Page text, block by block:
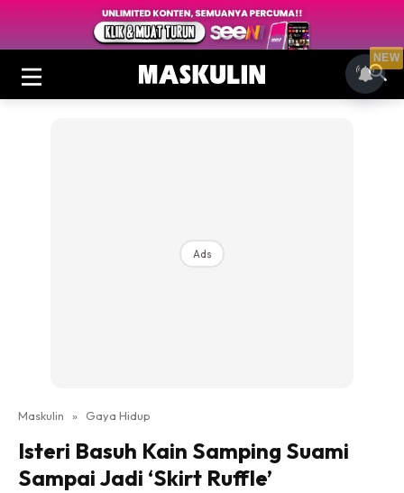
Ads
Maskulin » Gaya Hidup
Isteri Basuh Kain Samping Suami
Sampai Jadi ‘Skirt Ruffle’
NEW